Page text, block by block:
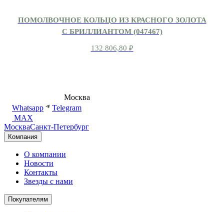
ПОМОЛВОЧНОЕ КОЛЬЦО ИЗ КРАСНОГО ЗОЛОТА
С БРИЛЛИАНТОМ (047467)
132 806,80 ₽
Москва
Whatsapp
Telegram
MAX
МоскваСанкт-Петербург
Компания
О компании
Новости
Контакты
Звезды с нами
Покупателям